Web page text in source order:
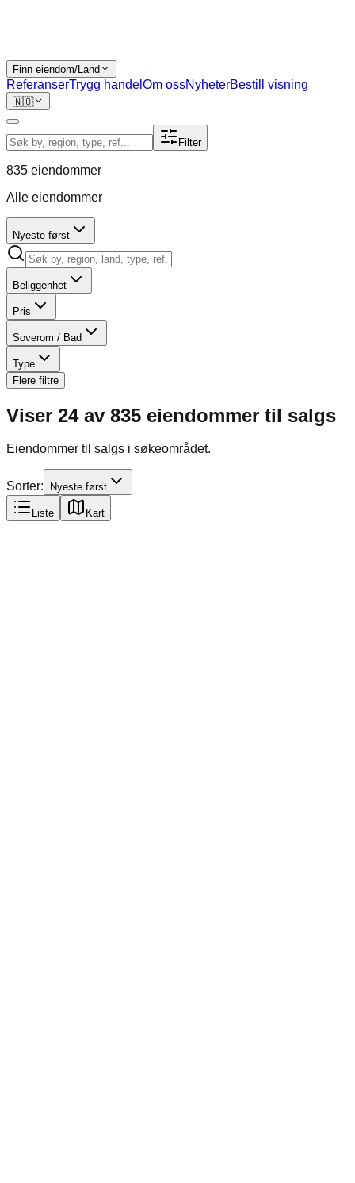
Finn eiendom/Land
ReferanserTrygg handel Om ossNyheterBestill visning
🇳🇴
Filter
835 eiendommer
Alle eiendommer
Nyeste først
Beliggenhet
Pris
Soverom / Bad
Type
Flere filtre
Viser 24av 835 eiendommer til salgs
Eiendommer til salgs i søkeområdet.
Sorter: Nyeste først
Liste Kart